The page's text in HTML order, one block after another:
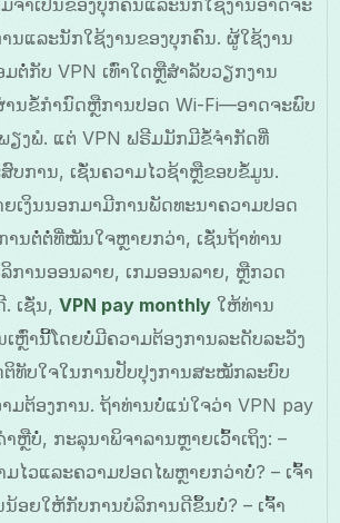
ຈຳເປັນຂອງບຸກຄົນແລະນັກໃຊ້ງານອາດຈະ
ນແລະນັກໃຊ້ງານຂອງບຸກຄົນ. ຜູ້ໃຊ້ງານ
ມຕໍ່ກັບ VPN ເທົ່າໃດຫຼືສຳລັບວຽກງານ
ນຂໍ້ກຳນົດຫຼືການປອດ Wi-Fi—ອາດຈະພົບ
ຽງພໍ. ແຕ່ VPN ຟຣີມມັກມີຂໍ້ຈຳກັດທີ່
ບການ, ເຊັ່ນຄວາມໄວຊ້າຫຼືຂອບຂໍ້ມູນ.
ຍເງິນນອກມາມີການພັດທະນາຄວາມປອດ
ານຕໍ່ຕໍ່ທີ່ໝັນໃຈຫຼາຍກວ່າ, ເຊັ່ນຖ້າທ່ານ
ການອອນລາຍ, ເກມອອນລາຍ, ຫຼືກວດ
. ເຊັ່ນ,VPN pay monthly ໃຫ້ທ່ານ
ຫຼົ່ານີ້ໂດຍບໍ່ມີຄວາມຕ້ອງການລະດັບລະວັງ
ທັບໃຈໃນການປັບປຸງການສະໝັກລະບົບ
ມຕ້ອງການ. ຖ້າທ່ານບໍ່ແນ່ໃຈວ່າ VPN pay
ຫຼືບໍ່, ກະລຸນາພິຈາລານຫຼາຍເວົ້າເຖິງ: –
ມໄວແລະຄວາມປອດໄພຫຼາຍກວ່າບໍ່? – ເຈົ້າ
ນ້ອຍໃຫ້ກັບການບໍລິການດີຂຶ້ນບໍ່? – ເຈົ້າ